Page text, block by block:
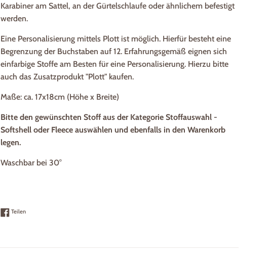
Karabiner am Sattel, an der Gürtelschlaufe oder ähnlichem befestigt
werden.
Eine Personalisierung mittels Plott ist möglich. Hierfür besteht eine
Begrenzung der Buchstaben auf 12. Erfahrungsgemäß eignen sich
einfarbige Stoffe am Besten für eine Personalisierung. Hierzu bitte
auch das Zusatzprodukt "Plott" kaufen.
Maße: ca. 17x18cm (Höhe x Breite)
Bitte den gewünschten Stoff aus der Kategorie Stoffauswahl -
Softshell oder Fleece auswählen und ebenfalls in den Warenkorb
legen.
Waschbar bei 30°
TeilenAuf Facebook teilen